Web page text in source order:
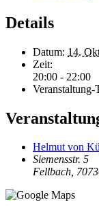
Details
Datum: 14.
Zeit:
20:00 - 22:00
Veranstaltung-
Helmut von
Siemensstr. 5
Fellbach,